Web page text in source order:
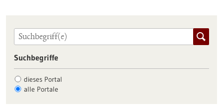
Suchbegriffe
dieses Portal
alle Portale